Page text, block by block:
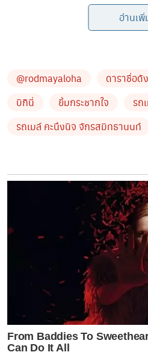
รถเมล์ คะนึงนิจก็ไม่ได้ทำใ
รม @rodmayaloha ได้ผิดหวัง
อ่านเพิ่
@rodmayaloha ดาราชื่อดัง
บิกินี่
ยิ้มกระชากใจ
รถ
รถเมล์ คะนึงนิจ จักรสมิทธานนท์
From Baddies To
Can Do It All